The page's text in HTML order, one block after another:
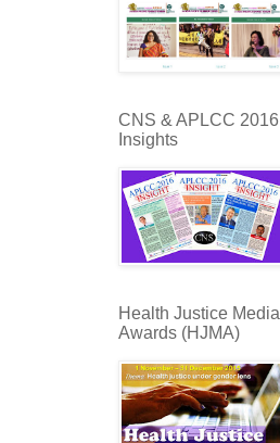
CNS & APLCC 2016
Insights
Health Justice Media
Awards (HJMA)